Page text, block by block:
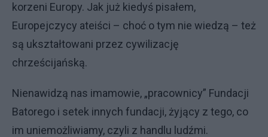
korzeni Europy. Jak już kiedyś pisałem,
Europejczycy ateiści – choć o tym nie wiedzą – też
są ukształtowani przez cywilizację
chrześcijańską.
Nienawidzą nas imamowie, „pracownicy” Fundacji
Batorego i setek innych fundacji, żyjący z tego, co
im uniemożliwiamy, czyli z handlu ludźmi.